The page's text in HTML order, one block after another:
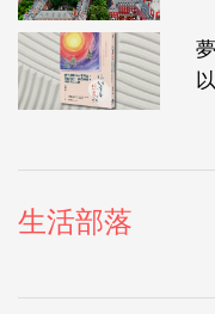
生活部落